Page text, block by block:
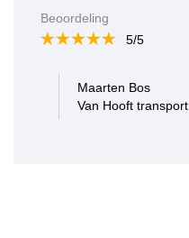
Maarten Bos
Van Hooft transport
Beoordeling
5/5